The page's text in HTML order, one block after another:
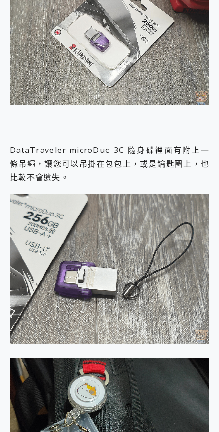
DataTraveler microDuo 3C 隨身碟裡面有附上一
條吊繩，讓您可以吊掛在包包上，或是鑰匙圈上，也
比較不會遺失。